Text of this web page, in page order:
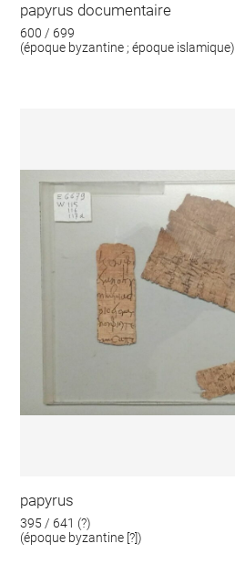
papyrus documentaire
600 / 699
(époque byzantine ; époque islamique)
papyrus
395 / 641 (?)
(époque byzantine [?])